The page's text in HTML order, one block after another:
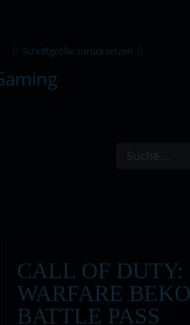
Schriftgröße zurücksetzen
CALL OF DUTY:
WARFARE
BATTLE PASS